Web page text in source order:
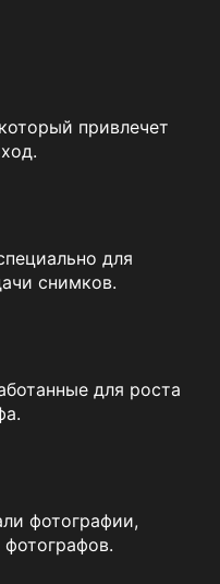
привлечет
для
снимков.
для роста
фотографии,